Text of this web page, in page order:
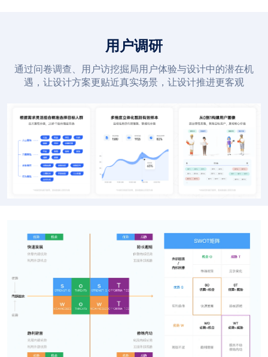
用户调研
通过问卷调查、用户访挖掘局用户体验与设计中的潜在机
遇，让设计方案更贴近真实场景，让设计推进更客观